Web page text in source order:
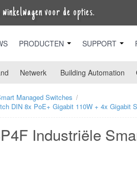
voor de opties.
PRODUCTEN SUPPORT
Netwerk Building Automation
Managed Switches
DIN 8x PoE+ Gigabit 110W + 4x Gigabit
Industriële